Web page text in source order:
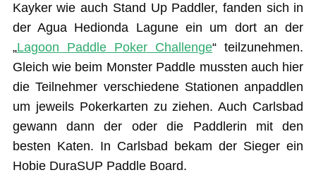
Kayker wie auch Stand Up Paddler, fanden sich in
der Agua Hedionda Lagune ein um dort an der
„Lagoon Paddle Poker Challenge“ teilzunehmen.
Gleich wie beim Monster Paddle mussten auch hier
die Teilnehmer verschiedene Stationen anpaddlen
um jeweils Pokerkarten zu ziehen. Auch Carlsbad
gewann dann der oder die Paddlerin mit den
besten Katen. In Carlsbad bekam der Sieger ein
Hobie DuraSUP Paddle Board.